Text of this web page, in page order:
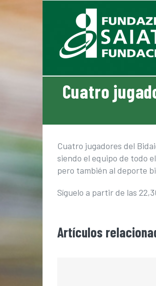
Cuatro
imagen
más
grande
Cuatro jugadores del
siendo el equipo de todo
pero también al deporte
Síguelo a partir de las
Artículos